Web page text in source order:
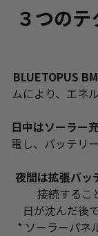
３つの
BLUETOPUS
ムにより、エネ
日中はソーラー
電し、バッテリ
夜間は拡張バッ
接続するこ
日が沈んだ後
* ソーラーパネ